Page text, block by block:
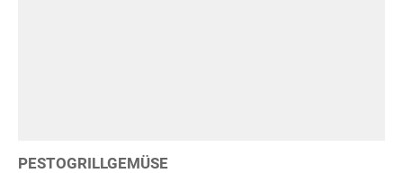
PESTOGRILLGEMÜSE